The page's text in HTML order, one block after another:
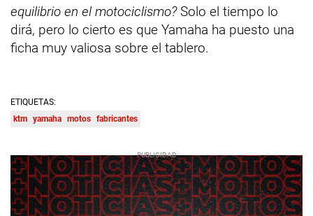
equilibrio en el motociclismo?Solo el tiempo lo
dirá, pero lo cierto es que Yamaha ha puesto una
ficha muy valiosa sobre el tablero.
ETIQUETAS:
ktm yamaha motos fabricantes